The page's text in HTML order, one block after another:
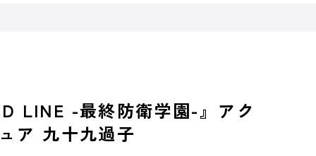
LINE -最終防衛学園-』アク
ア 九十九過子